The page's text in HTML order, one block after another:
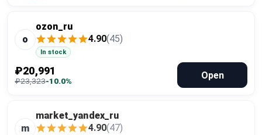
o
ozon_ru
4.90(45)
In stock
₽20,991
₽23,323-10.0% Open
m
market_yandex_ru
4.90(47)